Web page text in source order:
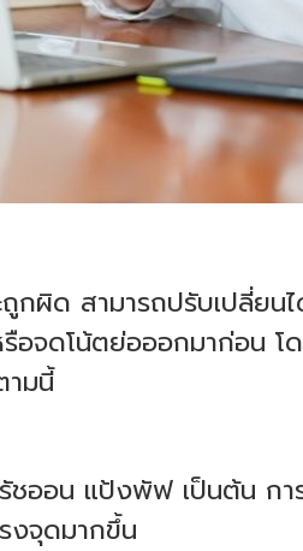
ผิด สามารถปรับเปลี่ยน
อจดโน้ตย่อออกมาก่อน โ
ามนี้
น แป้งพัฟ เป็นต้น การร
งจุดมากขึ้น